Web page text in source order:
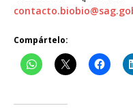
Compártelo: